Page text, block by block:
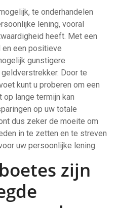
te onderhandelen
lening, vooral
heeft. Met een
en een positieve
gunstigere
Door te
kunt u proberen om een
op lange termijn kan
op uw totale
dus zeker de moeite om
in te zetten en te streven
uw persoonlijke lening.
zijn